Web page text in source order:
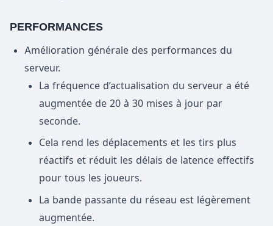
PERFORMANCES
Amélioration générale des performances du
serveur.
La fréquence d’actualisation du serveur a été
augmentée de 20 à 30 mises à jour par
seconde.
Cela rend les déplacements et les tirs plus
réactifs et réduit les délais de latence effectifs
pour tous les joueurs.
La bande passante du réseau est légèrement
augmentée.